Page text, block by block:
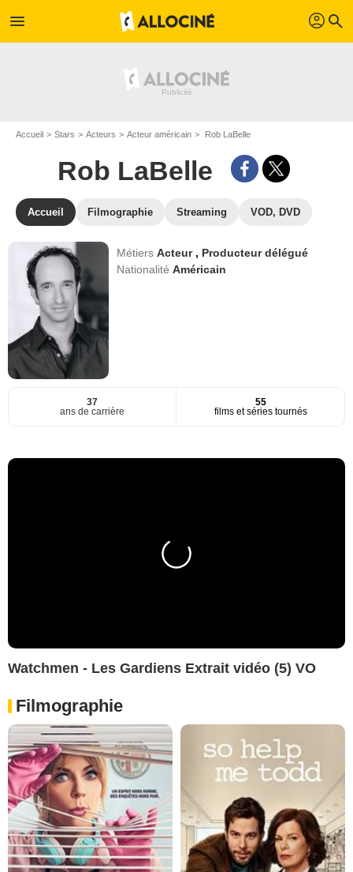
menu profil search
Accueil Stars Acteurs Acteur américain Rob LaBelle
Rob LaBelle
Accueil Filmographie Streaming VOD, DVD
MétiersActeur , Producteur délégué
NationalitéAméricain
37
ans de carrière
55
films et séries tournés
Watchmen - Les Gardiens Extrait vidéo (5) VO
Filmographie